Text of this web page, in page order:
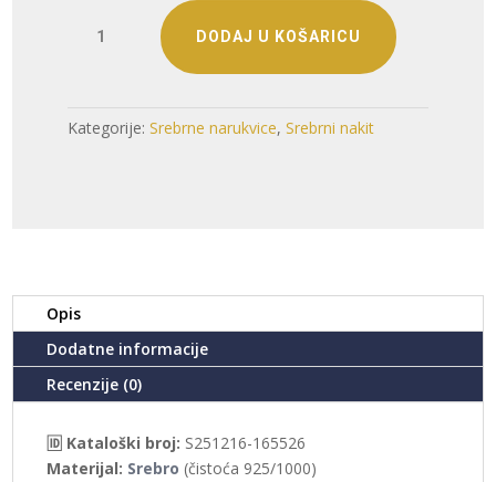
NARUKVICA
-
SRCE
DODAJ U KOŠARICU
Kategorije:Srebrne narukvice,Srebrni nakit
Opis
Dodatne informacije
Recenzije (0)
🆔 Kataloški broj: S251216-165526
Materijal: Srebro (čistoća 925/1000)